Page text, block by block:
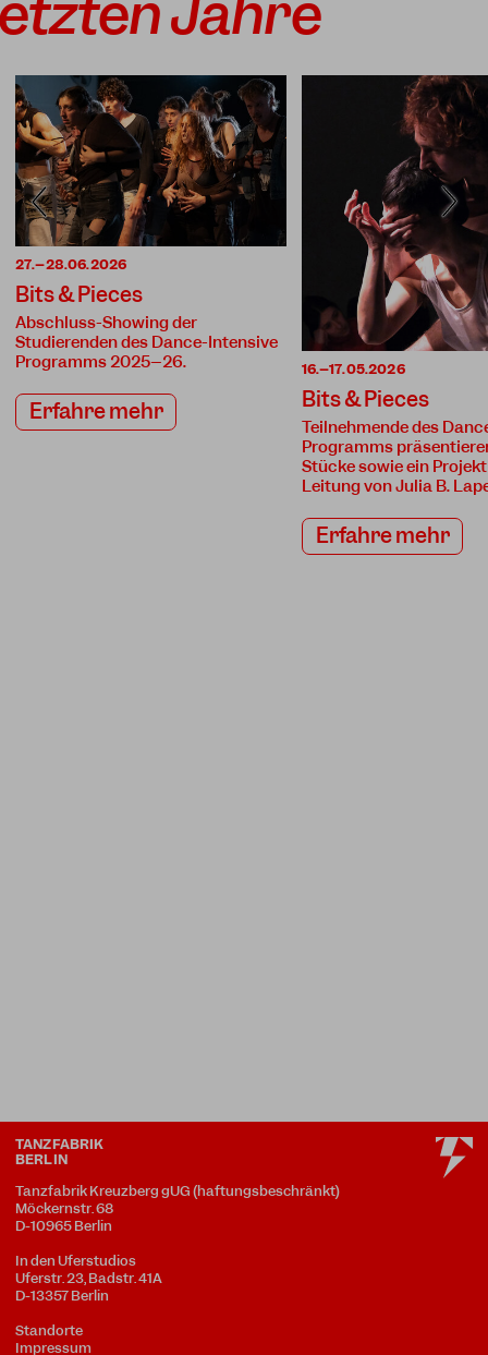
27.–28.06.2026
Bits & Pieces
Abschluss-Showing der
Studierenden des Dance-Intensive
Programms 2025–26.
Erfahre mehr
16.–17.05.2026
Bits & Pieces
Teilnehmende des
Programms
Stücke sowie ein
Leitung von Julia B.
Erfahre mehr
TANZFABRIK
BERLIN
Tanzfabrik Kreuzberg gUG (haftungsbeschränkt)
Möckernstr. 68
D-10965 Berlin
In den Uferstudios
Uferstr. 23, Badstr. 41A
D-13357 Berlin
Standorte
Impressum